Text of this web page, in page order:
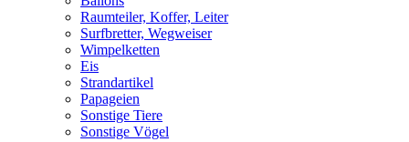
Raumteiler, Koffer, Leiter
Surfbretter, Wegweiser
Wimpelketten
Eis
Strandartikel
Papageien
Sonstige Tiere
Sonstige Vögel